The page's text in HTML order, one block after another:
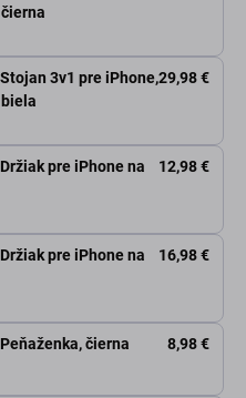
3v1 pre iPhone,29,98 €
pre iPhone na
12,98 €
pre iPhone na
16,98 €
čierna 8,98 €